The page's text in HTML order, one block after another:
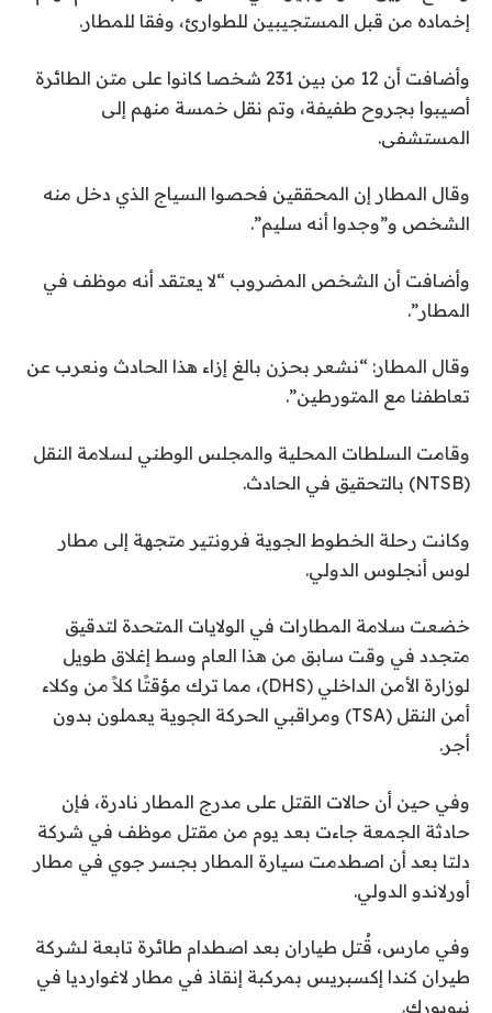
ة
ن
3
ع
ا
ص
ة
ل
ق
ا
م
ة
إخماده من قبل المستجيبين للطوارئ، وفقا للمطار.
وأضافت أن 12 من بين 231 شخصا كانوا على متن الطائرة
أصيبوا بجروح طفيفة، وتم نقل خمسة منهم إلى
المستشفى.
وقال المطار إن المحققين فحصوا السياج الذي دخل منه
الشخص و”وجدوا أنه سليم”.
وأضافت أن الشخص المضروب “لا يعتقد أنه موظف في
المطار”.
وقال المطار: “نشعر بحزن بالغ إزاء هذا الحادث ونعرب عن
تعاطفنا مع المتورطين”.
وقامت السلطات المحلية والمجلس الوطني لسلامة النقل
(NTSB) بالتحقيق في الحادث.
وكانت رحلة الخطوط الجوية فرونتير متجهة إلى مطار
لوس أنجلوس الدولي.
خضعت سلامة المطارات في الولايات المتحدة لتدقيق
متجدد في وقت سابق من هذا العام وسط إغلاق طويل
لوزارة الأمن الداخلي (DHS)، مما ترك مؤقتًا كلاً من وكلاء
أمن النقل (TSA) ومراقبي الحركة الجوية يعملون بدون
أجر.
وفي حين أن حالات القتل على مدرج المطار نادرة، فإن
حادثة الجمعة جاءت بعد يوم من مقتل موظف في شركة
دلتا بعد أن اصطدمت سيارة المطار بجسر جوي في مطار
أورلاندو الدولي.
وفي مارس، قُتل طياران بعد اصطدام طائرة تابعة لشركة
طيران كندا إكسبريس بمركبة إنقاذ في مطار لاغوارديا في
نيويورك.